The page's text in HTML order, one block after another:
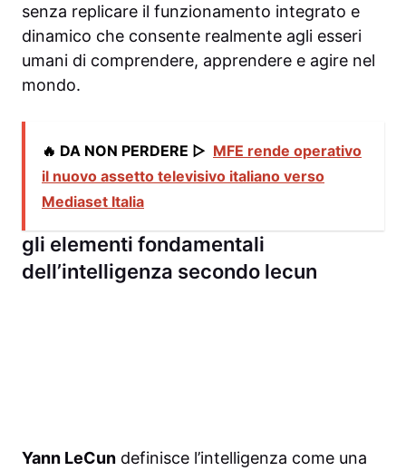
senza replicare il funzionamento integrato e
dinamico che consente realmente agli esseri
umani di comprendere, apprendere e agire nel
mondo.
🔥 DA NON PERDERE ▷ MFE rende operativo
il nuovo assetto televisivo italiano verso
Mediaset Italia
gli elementi fondamentali
dell’intelligenza secondo lecun
Yann LeCun definisce l’intelligenza come una